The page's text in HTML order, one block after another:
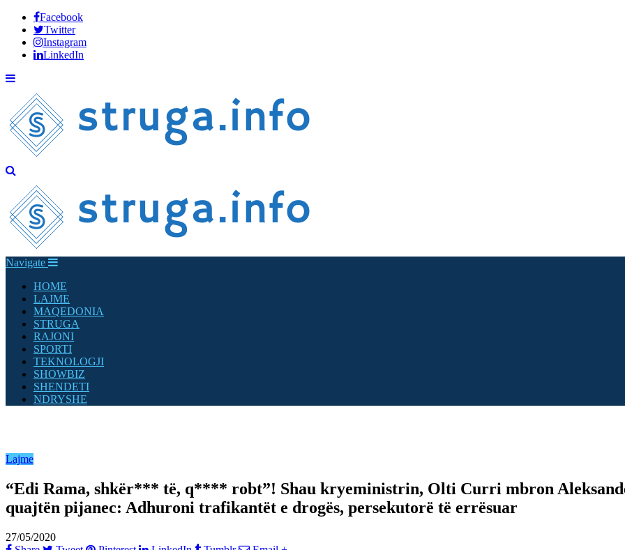
Facebook
Twitter
Instagram
LinkedIn
Navigate
HOME
LAJME
MAQEDONIA
STRUGA
RAJONI
SPORTI
TEKNOLOGJI
SHOWBIZ
SHENDETI
NDRYSHE
Lajme
“Edi Rama, shkër*** të, q**** robt”! Shau kryeministrin, Olti Curri mbron
quajtën pijanec: Adhuroni trafikantët e drogës, persekutorë të errësuar
27/05/2020